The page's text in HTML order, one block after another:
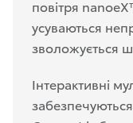
повітря
усуваються
зволожується
Інтерактивні